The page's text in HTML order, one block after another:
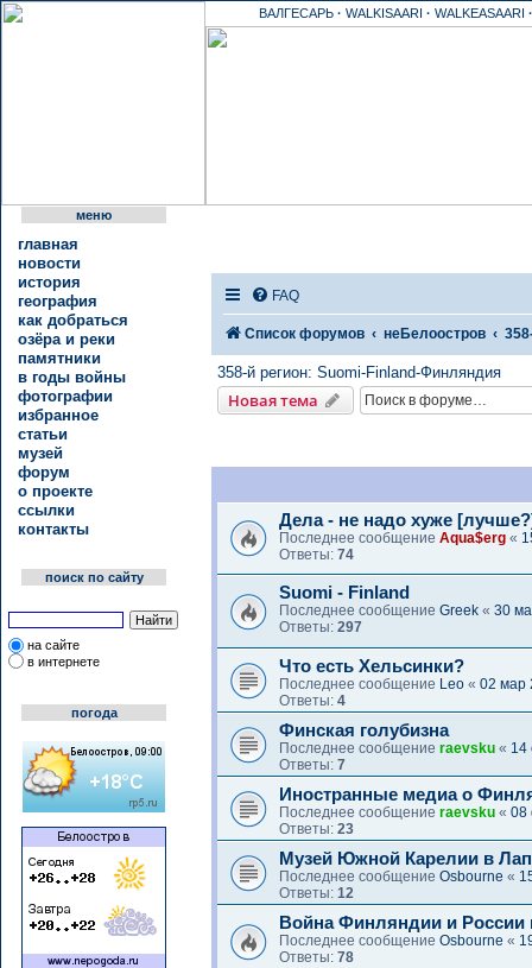
ВАЛГЕСАРЬ · WALKISAARI · WALKEASAARI ·
меню
главная
новости
история
география
как добраться
озёра и реки
памятники
в годы войны
фотографии
избранное
статьи
музей
форум
о проекте
ссылки
контакты
поиск по сайту
на сайте
в интернете
погода
FAQ
Список форумов неБелоостров
358-й регион: Suomi-Finland-Финляндия
Новая тема
Дела - не надо хуже
Последнее сообщение Aqua$erg «
Ответы: 74
Suomi - Finland
Последнее сообщение Greek « 30
Ответы: 297
Что есть Хельсинки?
Последнее сообщение Leo « 02 мар
Ответы: 4
Финская голубизна
Последнее сообщение raevsku « 14
Ответы: 7
Иностранные медиа о
Последнее сообщение raevsku « 08
Ответы: 23
Музей Южной Карелии в
Последнее сообщение Osbourne «
Ответы: 12
Война Финляндии и России
Последнее сообщение Osbourne «
Ответы: 78